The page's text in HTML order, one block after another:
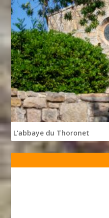
L'abbaye du Thoronet